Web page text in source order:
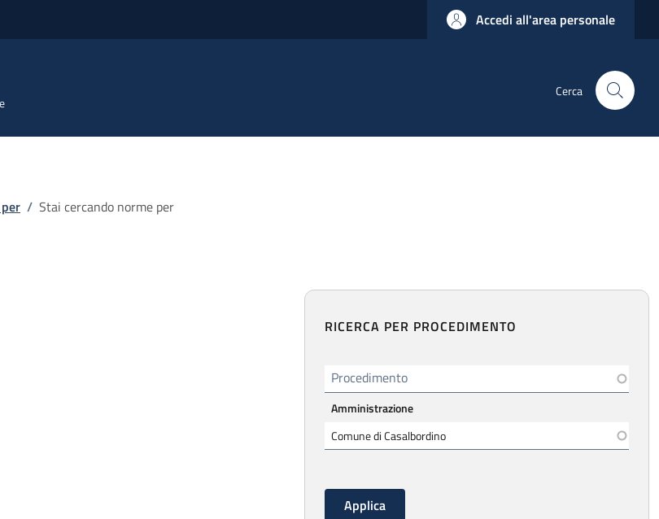
Accedi all'area personale
Cerca
/ Stai cercando norme per
RICERCA PER PROCEDIMENTO
Procedimento
Amministrazione